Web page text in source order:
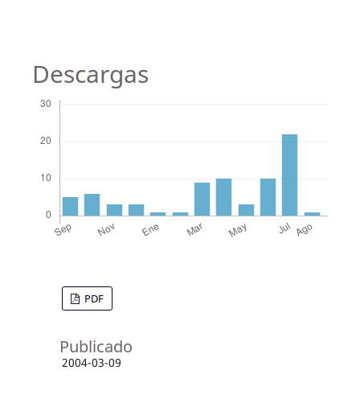
Descargas
PDF
Publicado
2004-03-09